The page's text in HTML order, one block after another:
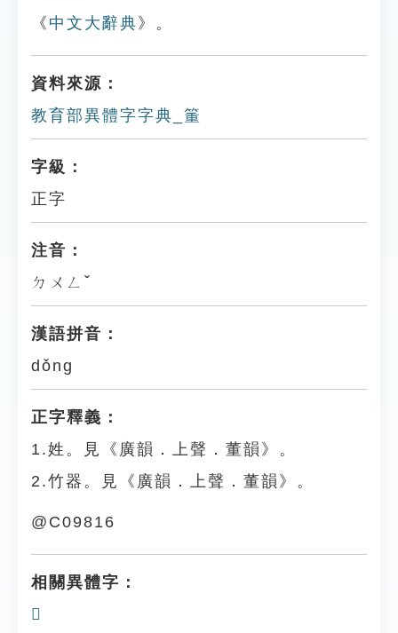
《 中文大辭典 》。
資料來源：
教育部異體字字典_箽
字級：
正字
注音：
ㄉㄨㄥˇ
漢語拼音：
dǒng
正字釋義：
1.姓。見《廣韻．上聲．董韻》。
2.竹器。見《廣韻．上聲．董韻》。
@C09816
相關異體字：
𥳘